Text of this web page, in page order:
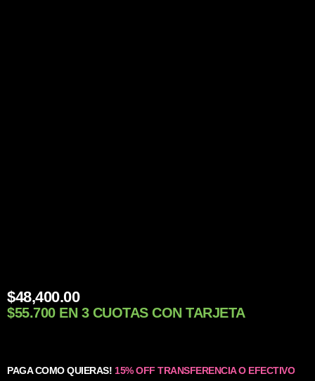
$48,400.00
$55.700 EN 3 CUOTAS CON TARJETA
PAGA COMO QUIERAS! 15% OFF TRANSFERENCIA O EFECTIVO